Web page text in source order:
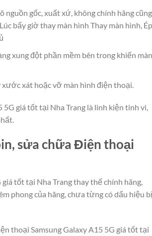
gốc, xuất xứ, không chính hãng cũng
bấy giờ thay màn hình Thay màn hình, Ép
xung đột phần mềm bên trong khiến màn
xát hoặc vỡ màn hình điện thoại.
5G giá tốt tại Nha Trang là linh kiện tinh vi,
sửa chữa Điện thoại
tốt tại Nha Trang thay thế chính hãng,
phong của hãng, chưa từng có dấu hiệu bị
thoại Samsung Galaxy A15 5G giá tốt tại